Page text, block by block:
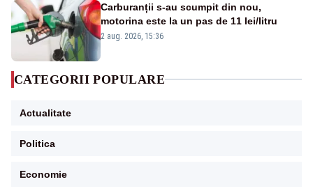
Carburanții s-au scumpit din nou,
motorina este la un pas de 11 lei/litru
2 aug. 2026, 15:36
CATEGORII POPULARE
Actualitate
Politica
Economie